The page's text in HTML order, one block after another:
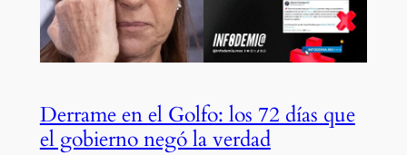
Derrame en el Golfo: los 72 días que
el gobierno negó la verdad